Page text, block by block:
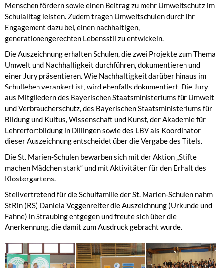
Menschen fördern sowie einen Beitrag zu mehr Umweltschutz im
Schulalltag leisten. Zudem tragen Umweltschulen durch ihr
Engagement dazu bei, einen nachhaltigen,
generationengerechten Lebensstil zu entwickeln.
Die Auszeichnung erhalten Schulen, die zwei Projekte zum Thema
Umwelt und Nachhaltigkeit durchführen, dokumentieren und
einer Jury präsentieren. Wie Nachhaltigkeit darüber hinaus im
Schulleben verankert ist, wird ebenfalls dokumentiert. Die Jury
aus Mitgliedern des Bayerischen Staatsministeriums für Umwelt
und Verbraucherschutz, des Bayerischen Staatsministeriums für
Bildung und Kultus, Wissenschaft und Kunst, der Akademie für
Lehrerfortbildung in Dillingen sowie des LBV als Koordinator
dieser Auszeichnung entscheidet über die Vergabe des Titels.
Die St. Marien-Schulen bewarben sich mit der Aktion „Stifte
machen Mädchen stark“ und mit Aktivitäten für den Erhalt des
Klostergartens.
Stellvertretend für die Schulfamilie der St. Marien-Schulen nahm
StRin (RS) Daniela Voggenreiter die Auszeichnung (Urkunde und
Fahne) in Straubing entgegen und freute sich über die
Anerkennung, die damit zum Ausdruck gebracht wurde.